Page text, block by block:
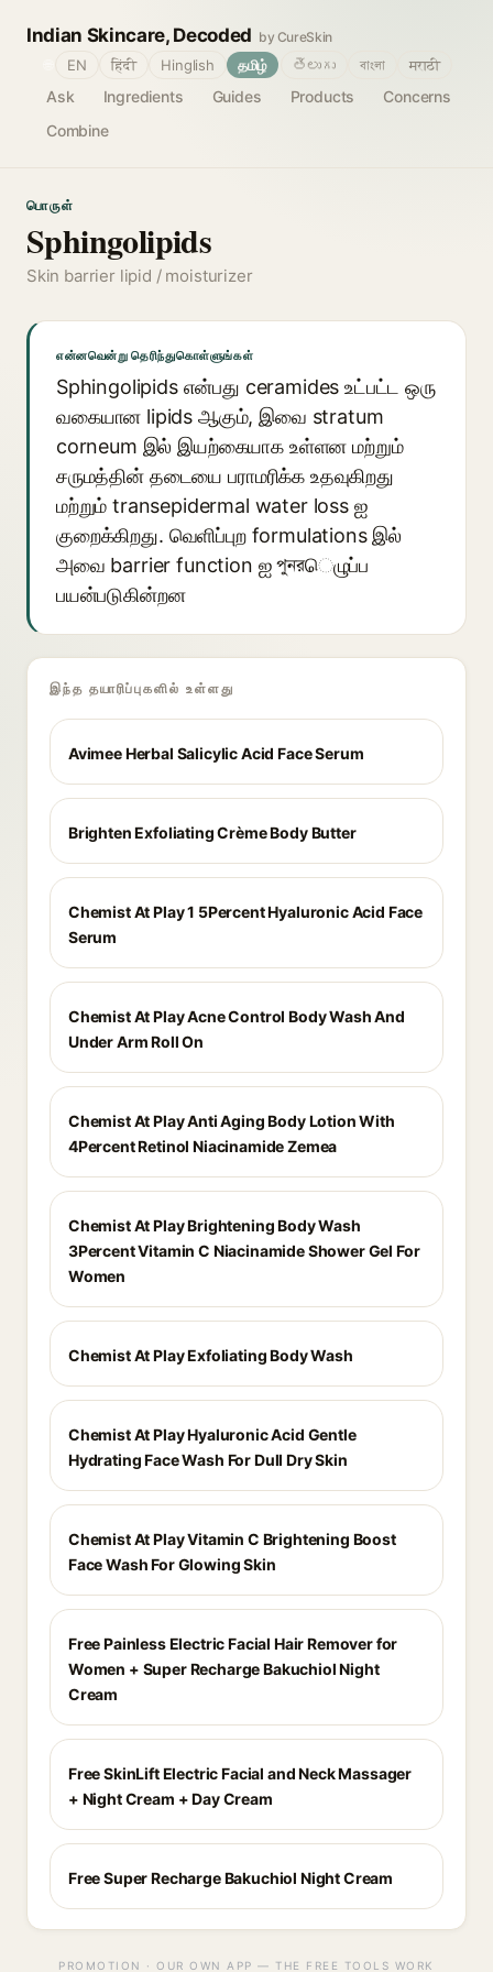
Indian Skincare, Decoded by CureSkin
Ask Ingredients Guides Products
Concerns
Combine
EN हिंदी Hinglish தமிழ் తెలుగు বাংলা मराठी
பொருள்
Sphingolipids
Skin barrier lipid / moisturizer
என்னவென்று தெரிந்துகொள்ளுங்கள்
Sphingolipids என்பது ceramides உட்பட்ட ஒரு
வகையான lipids ஆகும், இவை stratum
corneum இல் இயற்கையாக உள்ளன மற்றும்
சருமத்தின் தடையை பராமரிக்க உதவுகிறது
மற்றும் transepidermal water loss ஐ
குறைக்கிறது. வெளிப்புற formulations இல்
அவை barrier function ஐ পুনরெழுப்ப
பயன்படுகின்றன
இந்த தயாரிப்புகளில் உள்ளது
Avimee Herbal Salicylic Acid Face Serum
Brighten Exfoliating Crème Body Butter
Chemist At Play 1 5Percent Hyaluronic Acid Face
Serum
Chemist At Play Acne Control Body Wash And
Under Arm Roll On
Chemist At Play Anti Aging Body Lotion With
4Percent Retinol Niacinamide Zemea
Chemist At Play Brightening Body Wash
3Percent Vitamin C Niacinamide Shower Gel For
Women
Chemist At Play Exfoliating Body Wash
Chemist At Play Hyaluronic Acid Gentle
Hydrating Face Wash For Dull Dry Skin
Chemist At Play Vitamin C Brightening Boost
Face Wash For Glowing Skin
Free Painless Electric Facial Hair Remover for
Women + Super Recharge Bakuchiol Night
Cream
Free SkinLift Electric Facial and Neck Massager
+ Night Cream + Day Cream
Free Super Recharge Bakuchiol Night Cream
PROMOTION · OUR OWN APP — THE FREE TOOLS WORK